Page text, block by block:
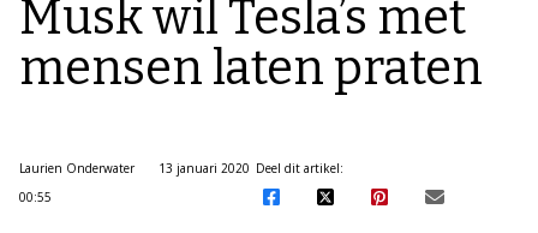
Musk wil Tesla’s met
mensen laten praten
Laurien Onderwater
13 januari 2020
00:55
Deel dit artikel: